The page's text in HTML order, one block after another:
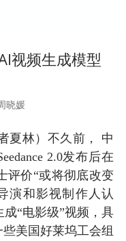
视频生成模型
晓媛
林）不久前， 中
2.0发布后在
评价“或将彻底改变
演和影视制作人认
“电影级”视频，具
美国好莱坞工会组